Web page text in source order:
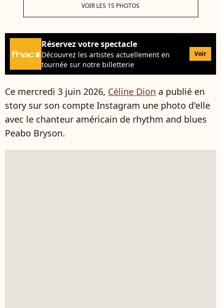
VOIR LES 15 PHOTOS
Réservez votre spectacle
Découvrez les artistes actuellement en
tournée sur notre billetterie
Voir
Ce mercredi 3 juin 2026, Céline Dion a publié en
story sur son compte Instagram une photo d'elle
avec le chanteur américain de rhythm and blues
Peabo Bryson.